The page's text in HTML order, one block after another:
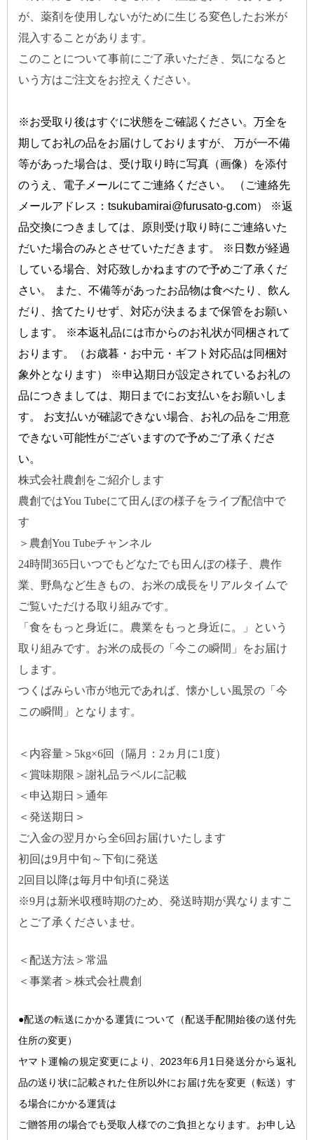
が、薬剤を使用しないがために生じる変色したお米が
混入することがあります。
このことについて事前にご了承いただき、気になると
いう方はご注文をお控えください。
※お受取り後はすぐに状態をご確認ください。万全を
期してお礼の品をお届けしておりますが、 万が一不備
等があった場合は、受け取り時に写真（画像）を添付
のうえ、電子メールにてご連絡ください。 （ご連絡先
メールアドレス：tsukubamirai@furusato-g.com） ※返
品交換につきましては、原則受け取り時にご連絡いた
だいた場合のみとさせていただきます。 ※日数が経過
している場合、対応致しかねますので予めご了承くだ
さい。 また、不備等があったお品物は食べたり、飲ん
だり、捨てたりせず、対応が決まるまで保管をお願い
します。 ※本返礼品には市からのお礼状が同梱されて
おります。（お歳暮・お中元・ギフト対応品は同梱対
象外となります） ※申込期日が設定されているお礼の
品につきましては、期日までにお支払いをお願いしま
す。 お支払いが確認できない場合、お礼の品をご用意
できない可能性がございますので予めご了承くださ
い。
株式会社農創をご紹介します
農創ではYou Tubeにて田んぼの様子をライブ配信中で
す
＞ 農創You Tubeチャンネル
24時間365日いつでもどなたでも田んぼの様子、農作
業、野鳥など生きもの、お米の成長をリアルタイムで
ご覧いただける取り組みです。
「食をもっと身近に。農業をもっと身近に。」という
取り組みです。お米の成長の「今この瞬間」をお届け
します。
つくばみらい市が地元であれば、懐かしい風景の「今
この瞬間」となります。
＜内容量＞5kg×6回（隔月：2ヵ月に1度）
＜賞味期限＞謝礼品ラベルに記載
＜申込期日＞通年
＜発送期日＞
ご入金の翌月から全6回お届けいたします
初回は9月中旬～下旬に発送
2回目以降は毎月中旬頃に発送
※9月は新米収穫時期のため、発送時期が異なりますこ
とご了承くださいませ。
＜配送方法＞常温
＜事業者＞株式会社農創
●配送の転送にかかる運賃について（配送手配開始後の送付先
住所の変更）
ヤマト運輸の規定変更により、2023年6月1日発送分から返礼
品の送り状に記載された住所以外にお届け先を変更（転送）す
る場合にかかる運賃は
ご贈答用の場合でも受取人様でのご負担となります。お申し込